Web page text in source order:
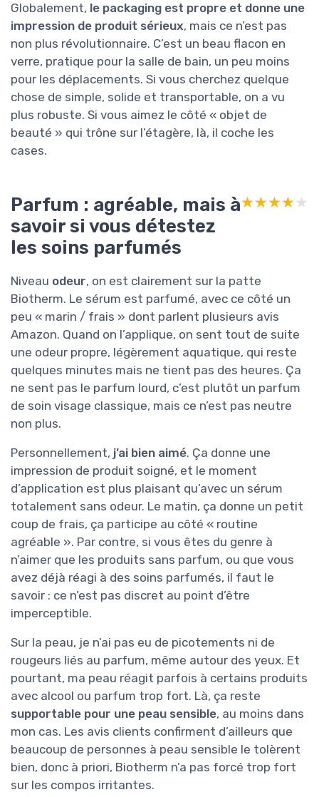
Globalement, le packaging est propre et donne une
impression de produit sérieux, mais ce n’est pas
non plus révolutionnaire. C’est un beau flacon en
verre, pratique pour la salle de bain, un peu moins
pour les déplacements. Si vous cherchez quelque
chose de simple, solide et transportable, on a vu
plus robuste. Si vous aimez le côté « objet de
beauté » qui trône sur l’étagère, là, il coche les
cases.
Parfum : agréable, mais à
savoir si vous détestez
les soins parfumés
★★★★★
★★★★★
Niveau odeur, on est clairement sur la patte
Biotherm. Le sérum est parfumé, avec ce côté un
peu « marin / frais » dont parlent plusieurs avis
Amazon. Quand on l’applique, on sent tout de suite
une odeur propre, légèrement aquatique, qui reste
quelques minutes mais ne tient pas des heures. Ça
ne sent pas le parfum lourd, c’est plutôt un parfum
de soin visage classique, mais ce n’est pas neutre
non plus.
Personnellement, j’ai bien aimé. Ça donne une
impression de produit soigné, et le moment
d’application est plus plaisant qu’avec un sérum
totalement sans odeur. Le matin, ça donne un petit
coup de frais, ça participe au côté « routine
agréable ». Par contre, si vous êtes du genre à
n’aimer que les produits sans parfum, ou que vous
avez déjà réagi à des soins parfumés, il faut le
savoir : ce n’est pas discret au point d’être
imperceptible.
Sur la peau, je n’ai pas eu de picotements ni de
rougeurs liés au parfum, même autour des yeux. Et
pourtant, ma peau réagit parfois à certains produits
avec alcool ou parfum trop fort. Là, ça reste
supportable pour une peau sensible, au moins dans
mon cas. Les avis clients confirment d’ailleurs que
beaucoup de personnes à peau sensible le tolèrent
bien, donc à priori, Biotherm n’a pas forcé trop fort
sur les compos irritantes.